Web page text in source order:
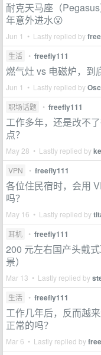
耐克天马座（
年意外进水😮
Jun 1 • Lastly replied by
生活 • freefly111
燃气灶 vs 电磁炉，到
Jun 1 • Lastly replied by
职场话题 • freefly111
工作多年，还是改不
点？
May 28 • Lastly replied by
VPN • freefly111
各位住民宿时，会用
吗？
May 16 • Lastly replied by
耳机 • freefly111
200 元左右国产头戴
景）
Mar 13 • Lastly replied by
生活 • freefly111
工作几年后，反而越
正常的吗？
Mar 6 • Lastly replied by